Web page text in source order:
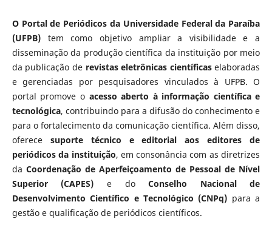
O Portal de Periódicos da Universidade Federal da Paraíba
(UFPB)tem como objetivo ampliar a visibilidade e a
disseminação da produção científica da instituição por meio
da publicação de revistas eletrônicas científicaselaboradas
e gerenciadas por pesquisadores vinculados à UFPB. O
portal promove o acesso aberto à informação científica e
tecnológica, contribuindo para a difusão do conhecimento e
para o fortalecimento da comunicação científica. Além disso,
oferece suporte técnico e editorial aos editores de
periódicos da instituição, em consonância com as diretrizes
da Coordenação de Aperfeiçoamento de Pessoal de Nível
Superior (CAPES) e doConselho Nacional de
Desenvolvimento Científico e Tecnológico (CNPq) para a
gestão e qualificação de periódicos científicos.